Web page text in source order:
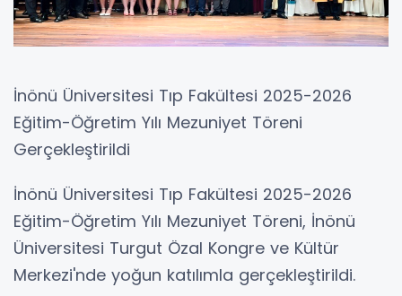
İnönü Üniversitesi Tıp Fakültesi 2025-2026
Eğitim-Öğretim Yılı Mezuniyet Töreni
Gerçekleştirildi
İnönü Üniversitesi Tıp Fakültesi 2025-2026
Eğitim-Öğretim Yılı Mezuniyet Töreni, İnönü
Üniversitesi Turgut Özal Kongre ve Kültür
Merkezi'nde yoğun katılımla gerçekleştirildi.